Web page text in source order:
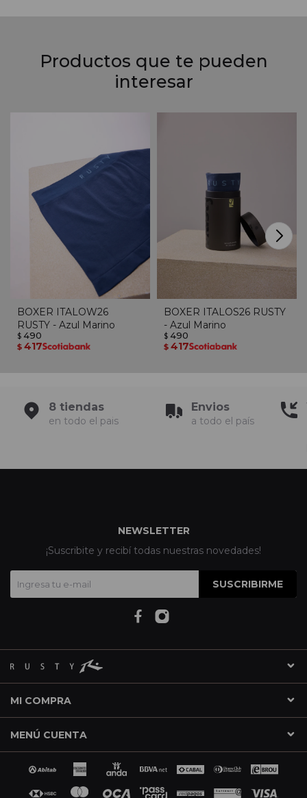
Productos que te pueden
interesar
BOXER ITALOW26
RUSTY - Azul Marino
$ 490
$ 417
BOXER ITALOS26 RUSTY
- Azul Marino
$ 490
$ 417
8 tiendas
en todo el pais
Envios
a todo el país
MI COMPRA
MENÚ CUENTA
NEWSLETTER
¡Suscribite y recibí todas nuestras novedades!
SUSCRIBIRME